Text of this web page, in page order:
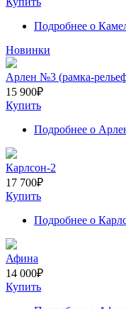
Подробнее о
Новинки
Арлен №3 (рамка-
15 900₽
Купить
Подробнее о
Карлсон-2
17 700₽
Купить
Подробнее о
Афина
14 000₽
Купить